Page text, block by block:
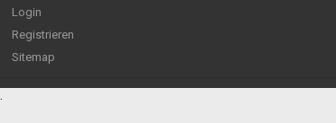
Login
Registrieren
Sitemap